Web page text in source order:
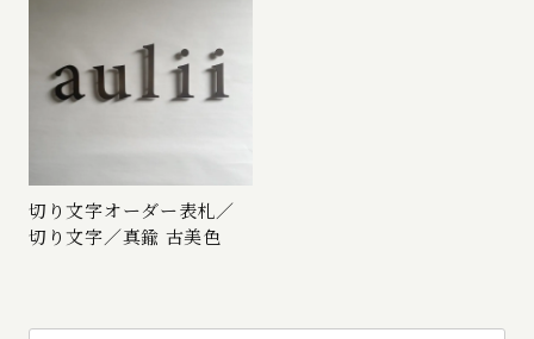
切り文字オーダー表札／
切り文字／真鍮 古美色